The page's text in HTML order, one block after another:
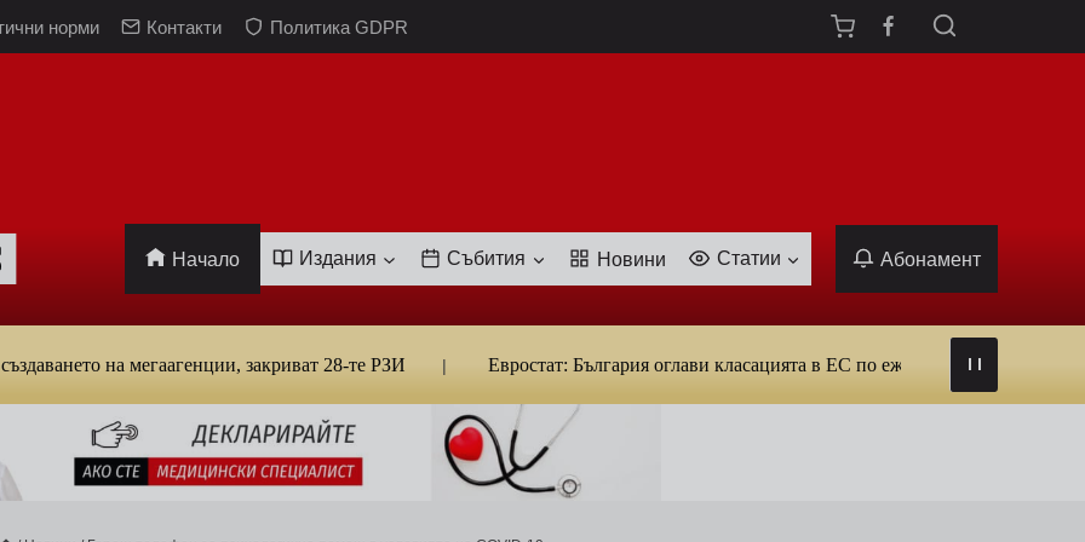
норми Контакти Политика GDPR
Начало Издания Събития Новини Статии Абонамент
на мегаагенции, закриват 28-те РЗИ Евростат: България оглави класацията в ЕС по ежедневна употреба на тютюн